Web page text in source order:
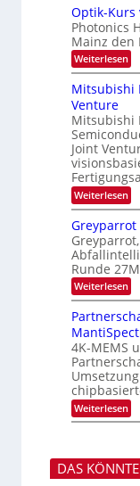
b
e
i
t
u
g
s
-
T
r
e
n
d
s
W
a
c
h
s
u
i
m
e
r
s
t
e
n
a
l
b
j
a
h
r
a
e
u
s
-
S
e
n
a
r
-
E
i
n
s
a
t
n
i
m
m
t
i
n
d
e
r
D
A
C
H
-
I
n
d
u
s
t
r
i
e
z
Optik-Kurs
Photonics
Mainz den
Weiterlesen:
O
p
t
k
-
K
u
r
s
v
o
n
P
h
o
t
o
n
c
s
H
u
b
Mitsubishi
Venture
Mitsubishi
Joint
Weiterlesen:
M
t
s
u
b
i
s
i
E
e
c
t
r
i
c
d
S
o
Greyparrot
Runde
Weiterlesen:
G
r
e
y
p
a
r
r
o
t
s
h
e
4K-MEMS
Weiterlesen:
P
t
n
e
DAS